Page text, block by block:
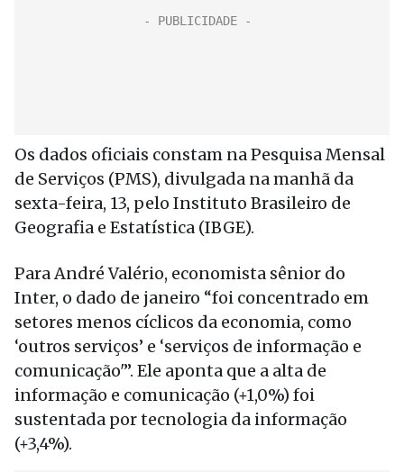
Os dados oficiais constam na Pesquisa Mensal
de Serviços (PMS), divulgada na manhã da
sexta-feira, 13, pelo Instituto Brasileiro de
Geografia e Estatística (IBGE).
Para André Valério, economista sênior do
Inter, o dado de janeiro “foi concentrado em
setores menos cíclicos da economia, como
‘outros serviços’ e ‘serviços de informação e
comunicação'”. Ele aponta que a alta de
informação e comunicação (+1,0%) foi
sustentada por tecnologia da informação
(+3,4%).